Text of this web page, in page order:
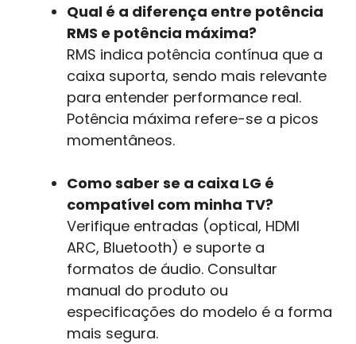
Qual é a diferença entre potência
RMS e potência máxima?
RMS indica potência contínua que a
caixa suporta, sendo mais relevante
para entender performance real.
Potência máxima refere-se a picos
momentâneos.
Como saber se a caixa LG é
compatível com minha TV?
Verifique entradas (optical, HDMI
ARC, Bluetooth) e suporte a
formatos de áudio. Consultar
manual do produto ou
especificações do modelo é a forma
mais segura.